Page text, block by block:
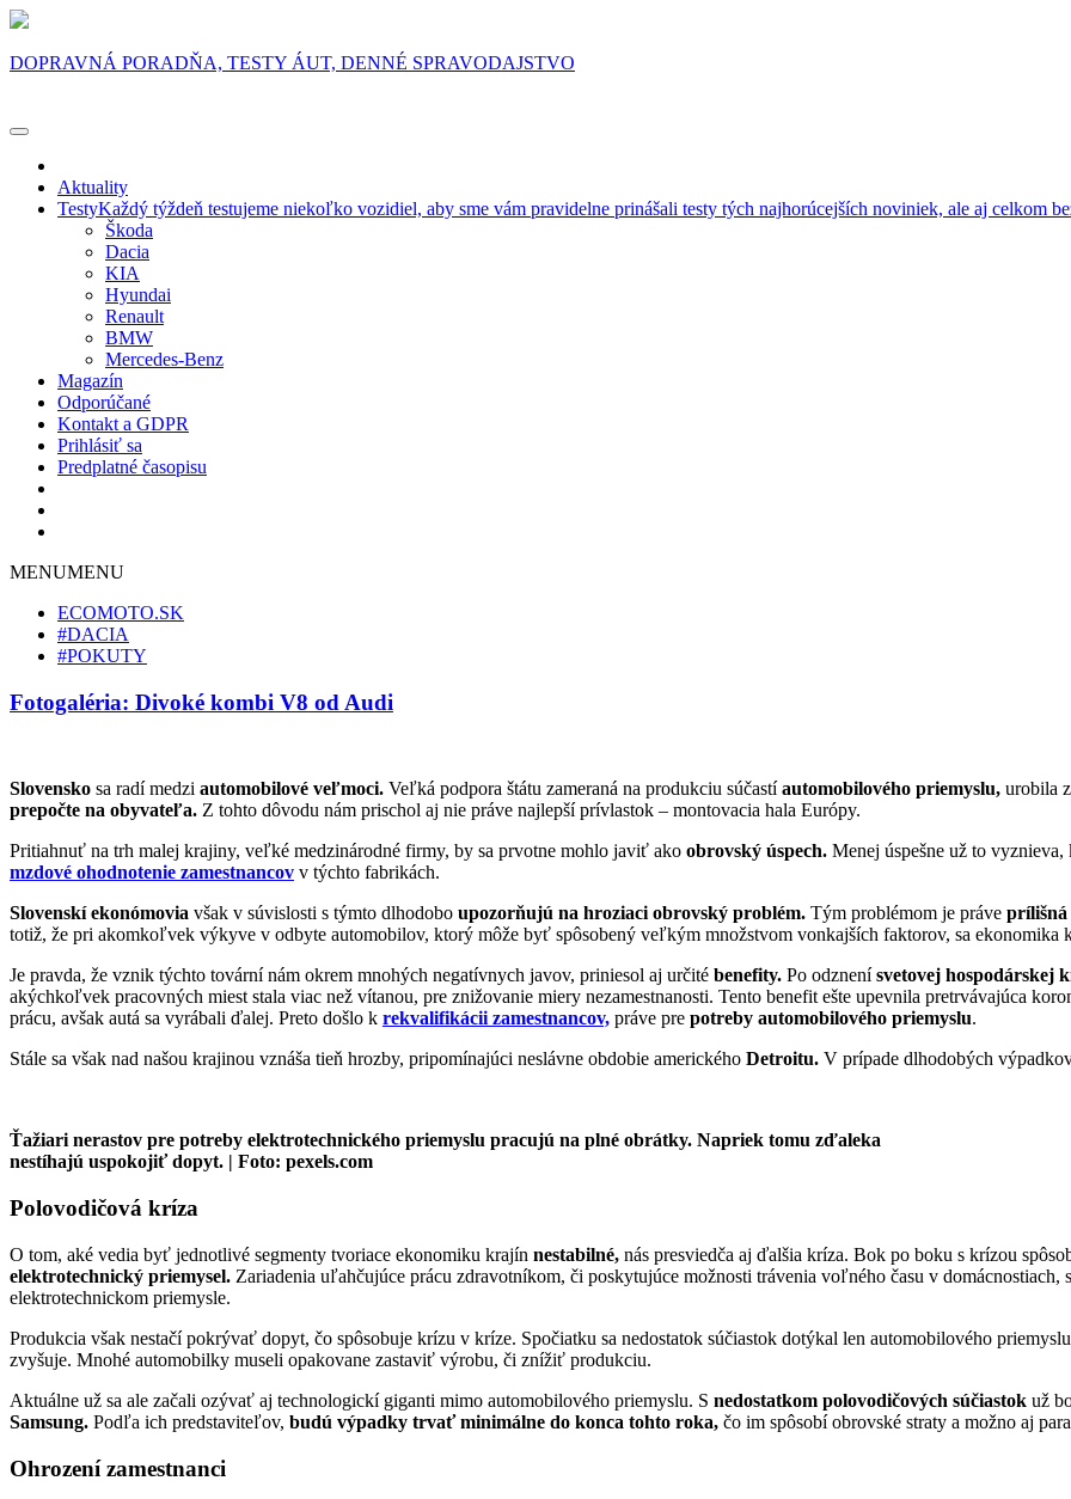
DOPRAVNÁ PORADŇA, TESTY ÁUT, DENNÉ SPRAVODAJSTVO
Aktuality
TestyKaždý týždeň testujeme niekoľko vozidiel, aby sme vám pravidelne prinášali testy tých najhorúcejších noviniek, ale aj celkom
Škoda
Dacia
KIA
Hyundai
Renault
BMW
Mercedes-Benz
Magazín
Odporúčané
Kontakt a GDPR
Prihlásiť sa
Predplatné časopisu
MENUMENU
ECOMOTO.SK
#DACIA
#POKUTY
Fotogaléria: Divoké kombi V8 od Audi
Slovensko sa radí medzi automobilové veľmoci. Veľká podpora štátu zameraná na produkciu súčastíautomobilového priemyslu, urobila
prepočte na obyvateľa. Z tohto dôvodu nám prischol aj nie práve najlepší prívlastok – montovacia hala Európy.
Pritiahnuť na trh malej krajiny, veľké medzinárodné firmy, by sa prvotne mohlo javiť ako obrovský úspech. Menej úspešne už to
mzdové ohodnotenie zamestnancov v týchto fabrikách.
Slovenskí ekonómovia však v súvislosti s týmto dlhodobo upozorňujú na hroziaci obrovský problém. Tým problémom je práve prílišná
totiž, že pri akomkoľvek výkyve v odbyte automobilov, ktorý môže byť spôsobený veľkým množstvom vonkajších faktorov, sa ekonomika
Je pravda, že vznik týchto tovární nám okrem mnohých negatívnych javov, priniesol aj určité benefity. Po odznenísvetovej hospodárskej
akýchkoľvek pracovných miest stala viac než vítanou, pre znižovanie miery nezamestnanosti. Tento benefit ešte upevnila pretrvávajúca
prácu, avšak autá sa vyrábali ďalej. Preto došlo k rekvalifikácii zamestnancov, práve pre potreby automobilového priemyslu.
Stále sa však nad našou krajinou vznáša tieň hrozby, pripomínajúci neslávne obdobie amerického Detroitu. V prípade dlhodobých
Ťažiari nerastov pre potreby elektrotechnického priemyslu pracujú na plné obrátky. Napriek tomu zďaleka
nestíhajú uspokojiť dopyt. | Foto: pexels.com
Polovodičová kríza
O tom, aké vedia byť jednotlivé segmenty tvoriace ekonomiku krajín nestabilné, nás presviedča aj ďalšia kríza. Bok po boku s krízou
elektrotechnický priemysel. Zariadenia uľahčujúce prácu zdravotníkom, či poskytujúce možnosti trávenia voľného času v domácnostiach,
elektrotechnickom priemysle.
Produkcia však nestačí pokrývať dopyt, čo spôsobuje krízu v kríze. Spočiatku sa nedostatok súčiastok dotýkal len automobilového
zvyšuje. Mnohé automobilky museli opakovane zastaviť výrobu, či znížiť produkciu.
Aktuálne už sa ale začali ozývať aj technologickí giganti mimo automobilového priemyslu. S nedostatkom polovodičových súčiastok už
Samsung. Podľa ich predstaviteľov, budú výpadky trvať minimálne do konca tohto roka, čo im spôsobí obrovské straty a možno aj
Ohrození zamestnanci